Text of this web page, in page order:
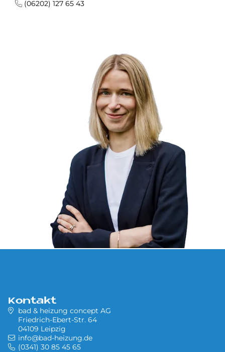
(06202) 127 65 43
Kontakt
bad & heizung concept AG
Friedrich-Ebert-Str. 64
04109 Leipzig
info@bad-heizung.de
(0341) 30 85 45 65